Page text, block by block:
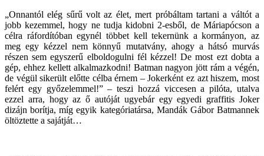
„Onnantól elég sűrű volt az élet, mert próbáltam tartani a váltót a
jobb kezemmel, hogy ne tudja kidobni 2-esből, de Máriapócson a
célra ráfordítóban egynél többet kell tekernünk a kormányon, az
meg egy kézzel nem könnyű mutatvány, ahogy a hátsó murvás
részen sem egyszerű elboldogulni fél kézzel! De most ezt dobta a
gép, ehhez kellett alkalmazkodni! Batman nagyon jött rám a végén,
de végül sikerült előtte célba érnem – Jokerként ez azt hiszem, most
felért egy győzelemmel!” – teszi hozzá viccesen a pilóta, utalva
ezzel arra, hogy az ő autóját ugyebár egy egyedi graffitis Joker
dizájn borítja, míg egyik kategóriatársa, Mandák Gábor Batmannek
öltöztette a sajátját…